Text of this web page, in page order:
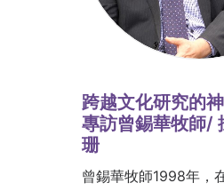
跨越文化研究的
專訪曾錫華牧師/
珊
曾錫華牧師1998年，